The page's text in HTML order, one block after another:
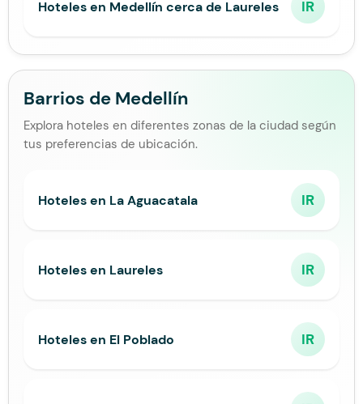
Hoteles en Medellín cerca de Laureles IR
Barrios de Medellín
Explora hoteles en diferentes zonas de la ciudad según
tus preferencias de ubicación.
Hoteles en La Aguacatala IR
Hoteles en Laureles IR
Hoteles en El Poblado IR